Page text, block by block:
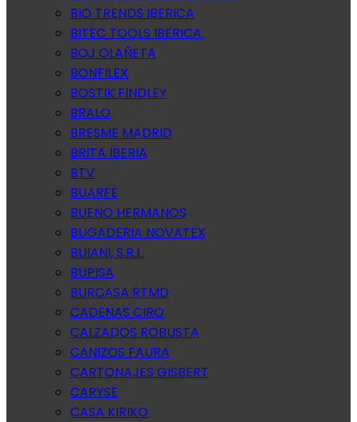
BIO TRENDS IBERICA
BITEC TOOLS IBERICA.
BOJ OLAÑETA
BONFILEX
BOSTIK FINDLEY
BRALO
BRESME MADRID
BRITA IBERIA
BTV
BUARFE
BUENO HERMANOS
BUGADERIA NOVATEX
BUIANI, S.R.L.
BUPISA
BURCASA RTMD
CADENAS CIRO
CALZADOS ROBUSTA
CANIZOS FAURA
CARTONAJES GISBERT
CARYSE
CASA KIRIKO